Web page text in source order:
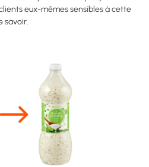
eux-mêmes sensibles à cette
savoir.